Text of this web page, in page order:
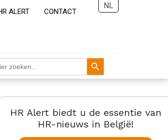
ALERT CONTACT
NL
Zoekknop
HR Alert biedt u de essentie van
HR-nieuws in België!